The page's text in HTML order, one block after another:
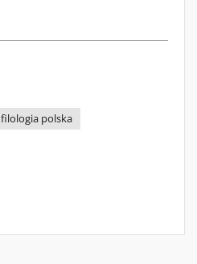
filologia polska